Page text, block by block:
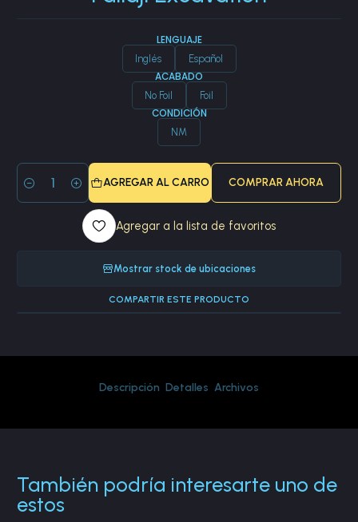
LENGUAJE
Inglés Español
ACABADO
No Foil Foil
CONDICIÓN
NM
Cantidad
AGREGAR AL CARRO COMPRAR AHORA
Agregar a la lista de favoritos
Mostrar stock de ubicaciones
COMPARTIR ESTE PRODUCTO
Descripción Detalles Archivos
También podría interesarte uno de
estos